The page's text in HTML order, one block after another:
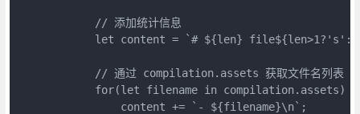
            // 添加统计信息
let content = `# ${len}
            // 通过 compilation.assets 获取文件名列表
            for(let filename in compilation.assets) {
                content += `- ${filename}\n`;